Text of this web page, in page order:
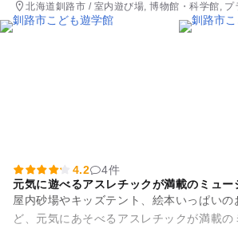
北海道釧路市 / 室内遊び場, 博物館・科学館, プ
4.2
4件
元気に遊べるアスレチックが満載のミュー
屋内砂場やキッズテント、絵本いっぱいの
ど、元気にあそべるアスレチックが満載